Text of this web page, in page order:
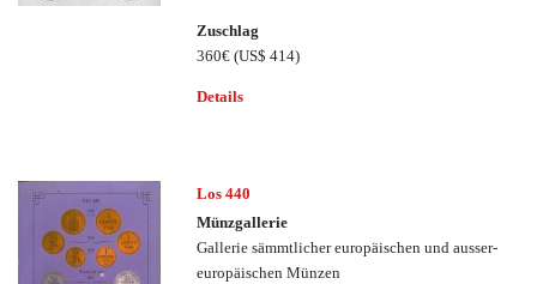
Zuschlag
360€(US$ 414)
Details
Los 440
Münzgallerie
Gallerie sämmtlicher europäischen und ausser-
europäischen Münzen